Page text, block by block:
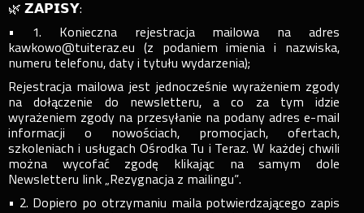
🌿 𝗭𝗔𝗣𝗜𝗦𝗬:
• 1. Konieczna rejestracja mailowa na adres
kawkowo@tuiteraz.eu (z podaniem imienia i nazwiska,
numeru telefonu, daty i tytułu wydarzenia);
Rejestracja mailowa jest jednocześnie wyrażeniem zgody
na dołączenie do newsletteru, a co za tym idzie
wyrażeniem zgody na przesyłanie na podany adres e-mail
informacji o nowościach, promocjach, ofertach,
szkoleniach i usługach Ośrodka Tu i Teraz. W każdej chwili
można wycofać zgodę klikając na samym dole
Newsletteru link „Rezygnacja z mailingu”.
• 2. Dopiero po otrzymaniu maila potwierdzającego zapis